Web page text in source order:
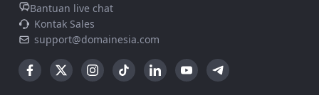
Bantuan live chat
Kontak Sales
support@domainesia.com